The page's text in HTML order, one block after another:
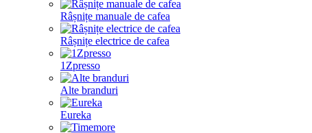
Râșnițe manuale de cafea
Râșnițe electrice de cafea
1Zpresso
Alte branduri
Eureka